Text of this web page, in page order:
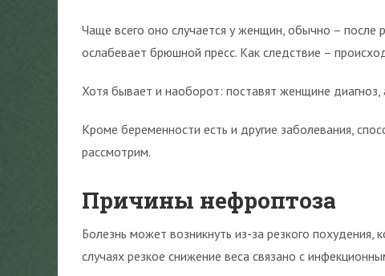
Чаще всего оно случается у женщин, обычно –
ослабевает брюшной пресс. Как следствие –
Хотя бывает и наоборот: поставят женщине
Кроме беременности есть и другие заболевания,
рассмотрим.
Причины нефроптоза
Болезнь может возникнуть из-за резкого
случаях резкое снижение веса связано с